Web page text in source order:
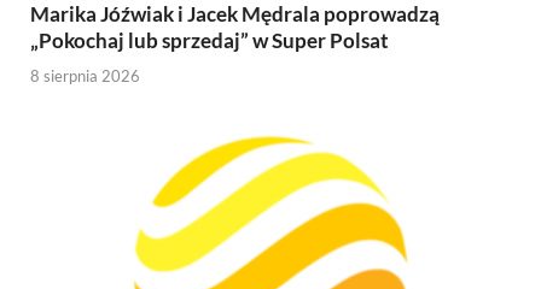
Marika Jóźwiak i Jacek Mędrala poprowadzą
„Pokochaj lub sprzedaj” w Super Polsat
8 sierpnia 2026